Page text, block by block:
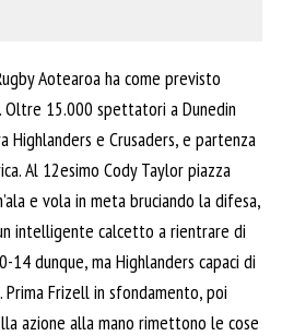
Aotearoa ha come previsto
15.000 spettatori a Dunedin
Highlanders e Crusaders, e partenza
Al 12esimo Cody Taylor piazza
e vola in meta bruciando la difesa,
intelligente calcetto a rientrare di
14 dunque, ma Highlanders capaci di
Frizell in sfondamento, poi
azione alla mano rimettono le cose